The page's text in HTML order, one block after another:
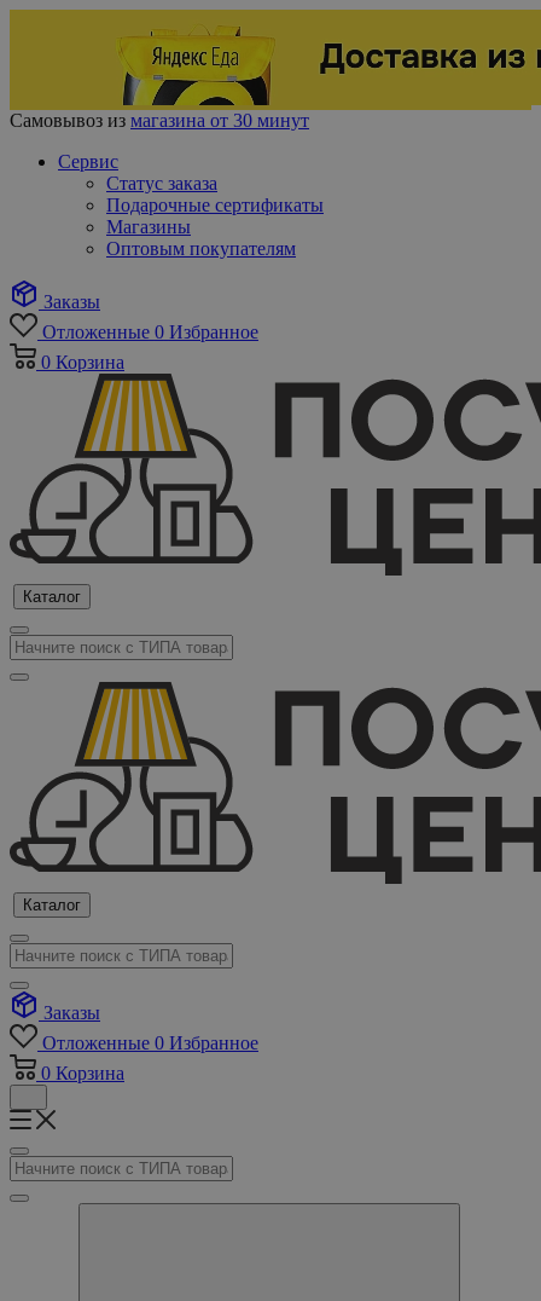
Самовывоз из магазина от 30 минут
Сервис
Статус заказа
Подарочные сертификаты
Магазины
Оптовым покупателям
Заказы
Отложенные 0 Избранное
0 Корзина
Каталог
Каталог
Заказы
Отложенные 0 Избранное
0 Корзина